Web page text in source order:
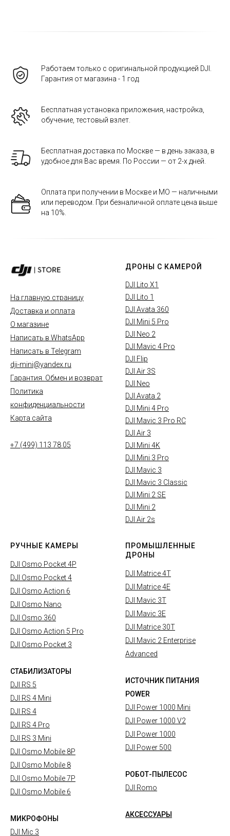
Работаем только с оригинальной продукцией DJI.
Гарантия от магазина - 1 год.
Бесплатная установка приложения, настройка,
обучение, тестовый взлет.
Бесплатная доставка по Москве — в день заказа, в
удобное для Вас время. По России — от 2-х дней.
Оплата при получении в Москве и МО — наличными
или переводом. При безналичной оплате цена выше
на 10%.
На главную страницу
Доставка и оплата
О магазине
Написать в WhatsApp
Написать в Telegram
dji-mini@yandex.ru
Гарантия. Обмен и возврат
Политика
конфиденциальности
Карта сайта
+7 (499) 113 78 05
ДРОНЫ С КАМЕРОЙ
DJI Lito X1
DJI Lito 1
DJI Avata 360
DJI Mini 5 Pro
DJI Neo 2
DJI Mavic 4 Pro
DJI Flip
DJI Air 3S
DJI Neo
DJI Avata 2
DJI Mini 4 Pro
DJI Mavic 3 Pro RC
DJI Air 3
DJI Mini 4K
DJI Mini 3 Pro
DJI Mavic 3
DJI Mavic 3 Classic
DJI Mini 2 SE
DJI Mini 2
DJI Air 2s
РУЧНЫЕ КАМЕРЫ
DJI Osmo Pocket 4P
DJI Osmo Pocket 4
DJI Osmo Action 6
DJI Osmo Nano
DJI Osmo 360
DJI Osmo Action 5 Pro
DJI Osmo Pocket 3
СТАБИЛИЗАТОРЫ
DJI RS 5
DJI RS 4 Mini
DJI RS 4
DJI RS 4 Pro
DJI RS 3 Mini
DJI Osmo Mobile 8P
DJI Osmo Mobile 8
DJI Osmo Mobile 7P
DJI Osmo Mobile 6
МИКРОФОНЫ
DJI Mic 3
ПРОМЫШЛЕННЫЕ
ДРОНЫ
DJI Matrice 4T
DJI Matrice 4E
DJI Mavic 3T
DJI Mavic 3E
DJI Matrice 30T
DJI Mavic 2 Enterprise
Advanced
ИСТОЧНИК ПИТАНИЯ
POWER
DJI Power 1000 Mini
DJI Power 1000 V2
DJI Power 1000
DJI Power 500
РОБОТ-ПЫЛЕСОС
DJI Romo
АКСЕССУАРЫ